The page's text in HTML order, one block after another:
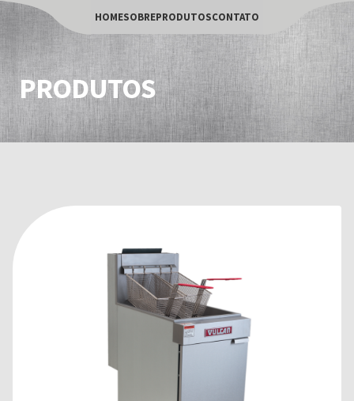
HOMESOBREPRODUTOSCONTATO
PRODUTOS